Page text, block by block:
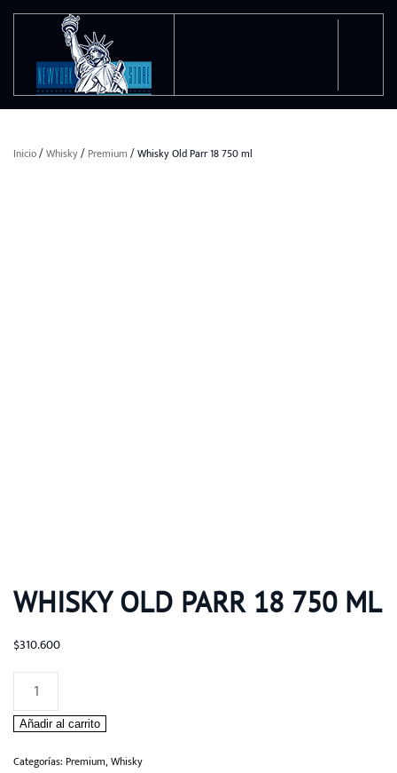
Ir al contenido principal
Inicio/Whisky/ Premium / Whisky Old Parr 18 750 ml
WHISKY OLD PARR 18 750 ML
$310.600
Whisky
Old
Parr
18
Añadir al carrito
Categorías: Premium,Whisky